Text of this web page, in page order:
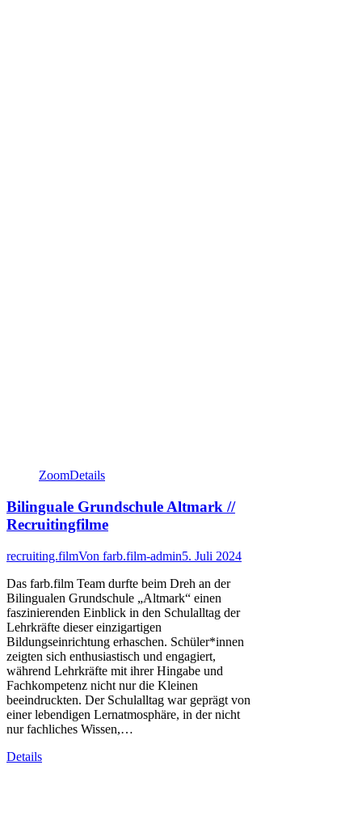
ZoomDetails
Bilinguale Grundschule Altmark //
Recruitingfilme
recruiting.filmVon farb.film-admin5. Juli 2024
Das farb.film Team durfte beim Dreh an der
Bilingualen Grundschule „Altmark“ einen
faszinierenden Einblick in den Schulalltag der
Lehrkräfte dieser einzigartigen
Bildungseinrichtung erhaschen. Schüler*innen
zeigten sich enthusiastisch und engagiert,
während Lehrkräfte mit ihrer Hingabe und
Fachkompetenz nicht nur die Kleinen
beeindruckten. Der Schulalltag war geprägt von
einer lebendigen Lernatmosphäre, in der nicht
nur fachliches Wissen,…
Details